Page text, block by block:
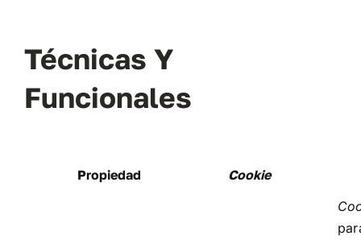
Técnicas Y
Funcionales
Propiedad Cookie